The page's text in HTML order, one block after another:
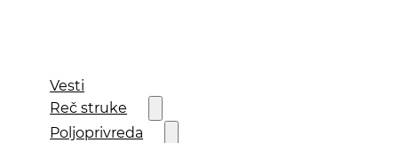
Vesti
Reč struke
Poljoprivreda